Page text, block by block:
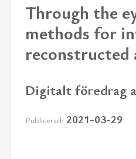
Through the
methods for
reconstructed
Digitalt föredrag
Publicerad: 2021-03-29